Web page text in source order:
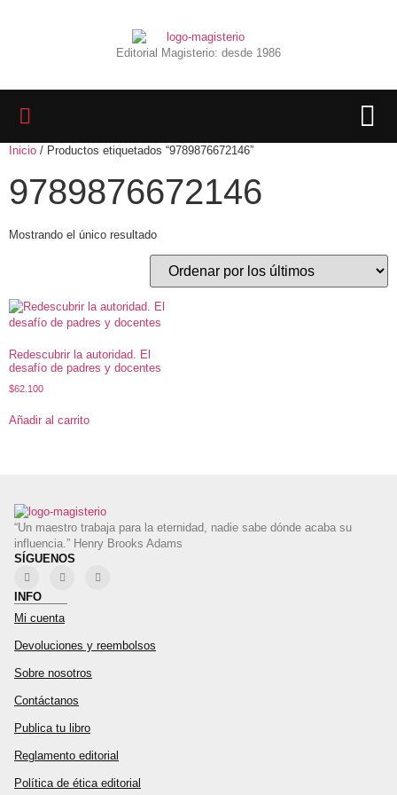
Editorial Magisterio: desde 1986
Inicio / Productos etiquetados “9789876672146”
9789876672146
Mostrando el único resultado
Redescubrir la autoridad. El
desafío de padres y docentes
$62.100
Añadir al carrito
“Un maestro trabaja para la eternidad, nadie sabe dónde acaba su
influencia.” Henry Brooks Adams
SÍGUENOS
INFO
Mi cuenta
Devoluciones y reembolsos
Sobre nosotros
Contáctanos
Publica tu libro
Reglamento editorial
Política de ética editorial